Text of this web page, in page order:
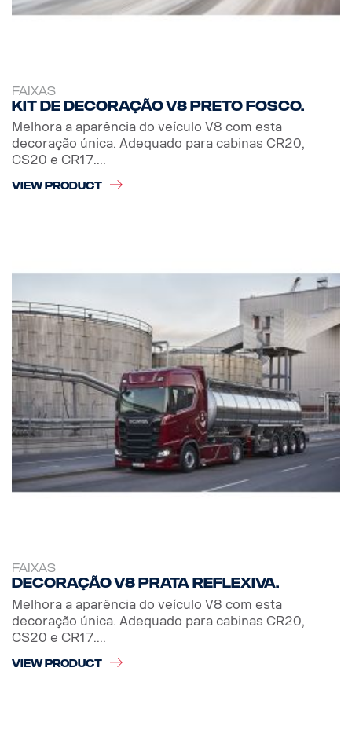
FAIXAS
Kit de decoração V8 preto fosco.
Melhora a aparência do veículo V8 com esta
decoração única. Adequado para cabinas CR20,
CS20 e CR17....
VIEW PRODUCT
FAIXAS
Decoração V8 prata reflexiva.
Melhora a aparência do veículo V8 com esta
decoração única. Adequado para cabinas CR20,
CS20 e CR17....
VIEW PRODUCT